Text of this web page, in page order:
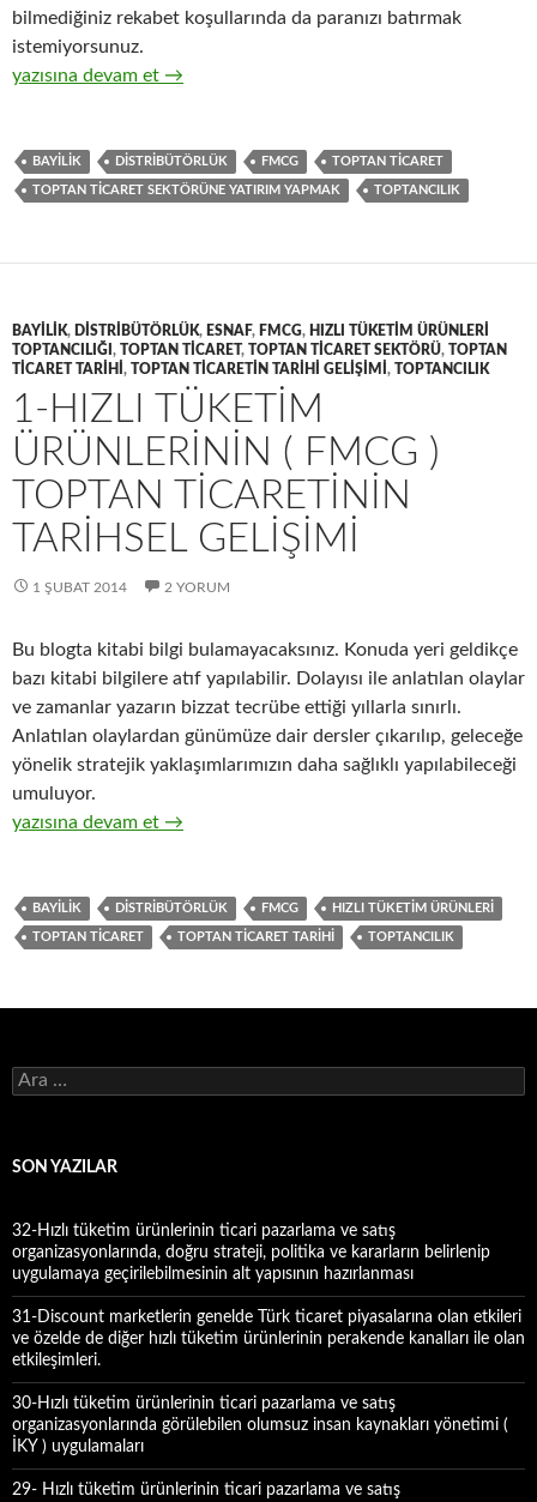
bilmediğiniz rekabet koşullarında da paranızı batırmak
istemiyorsunuz.
2-Hızlı tüketim ürünlerinin ( FMCG ) toptan ticaret sektörüne
yazısına devam et →
BAYILIK DISTRIBÜTÖRLÜK FMCG TOPTAN TICARET
TOPTAN TICARET SEKTÖRÜNE YATIRIM YAPMAK TOPTANCILIK
BAYILIK, DISTRIBÜTÖRLÜK, ESNAF, FMCG, HIZLI TÜKETIM ÜRÜNLERI
TOPTANCILIĞI , TOPTAN TICARET, TOPTAN TICARET SEKTÖRÜ, TOPTAN
TICARET TARIHI , TOPTAN TICARETIN TARIHI GELIŞIMI , TOPTANCILIK
1-HIZLI TÜKETIM
ÜRÜNLERININ ( FMCG )
TOPTAN TICARETININ
TARIHSEL GELIŞIMI
1 ŞUBAT 2014 2 YORUM
Bu blogta kitabi bilgi bulamayacaksınız. Konuda yeri geldikçe
bazı kitabi bilgilere atıf yapılabilir. Dolayısı ile anlatılan olaylar
ve zamanlar yazarın bizzat tecrübe ettiği yıllarla sınırlı.
Anlatılan olaylardan günümüze dair dersler çıkarılıp, geleceğe
yönelik stratejik yaklaşımlarımızın daha sağlıklı yapılabileceği
umuluyor.
1-Hızlı tüketim ürünlerinin ( FMCG ) toptan ticaretinin tarihsel
yazısına devam et →
BAYILIK DISTRIBÜTÖRLÜK FMCG HIZLI TÜKETIM ÜRÜNLERI
TOPTAN TICARET TOPTAN TICARET TARIHI TOPTANCILIK
A
r
a
SON YAZILAR
32-Hızlı tüketim ürünlerinin ticari pazarlama ve satış
organizasyonlarında, doğru strateji, politika ve kararların belirlenip
uygulamaya geçirilebilmesinin alt yapısının hazırlanması
31-Discount marketlerin genelde Türk ticaret piyasalarına olan etkileri
ve özelde de diğer hızlı tüketim ürünlerinin perakende kanalları ile olan
etkileşimleri.
30-Hızlı tüketim ürünlerinin ticari pazarlama ve satış
organizasyonlarında görülebilen olumsuz insan kaynakları yönetimi (
İKY ) uygulamaları
29- Hızlı tüketim ürünlerinin ticari pazarlama ve satış